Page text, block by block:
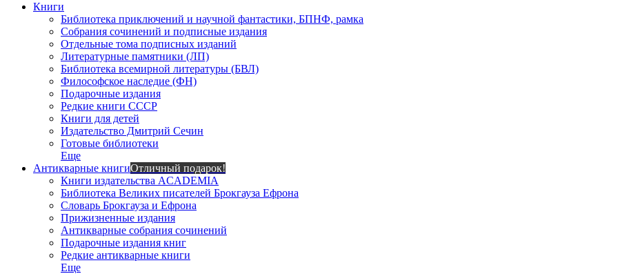
Книги
Библиотека приключений и научной фантастики, БПНФ, рамка
Собрания сочинений и подписные издания
Отдельные тома подписных изданий
Литературные памятники (ЛП)
Библиотека всемирной литературы (БВЛ)
Философское наследие (ФН)
Подарочные издания
Редкие книги СССР
Книги для детей
Издательство Дмитрий Сечин
Готовые библиотеки
Еще
Антикварные книгиОтличный подарок!
Книги издательства ACADEMIA
Библиотека Великих писателей Брокгауза Ефрона
Словарь Брокгауза и Ефрона
Прижизненные издания
Антикварные собрания сочинений
Подарочные издания книг
Редкие антикварные книги
Еще